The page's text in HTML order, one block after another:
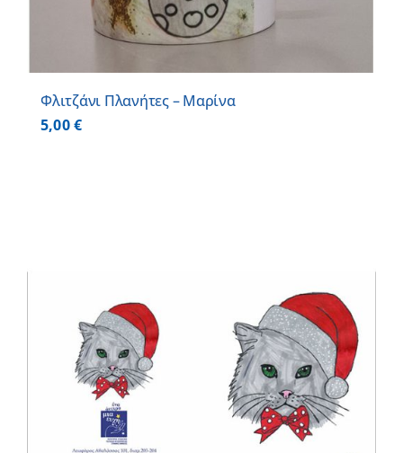
Φλιτζάνι Πλανήτες – Μαρίνα
5,00€